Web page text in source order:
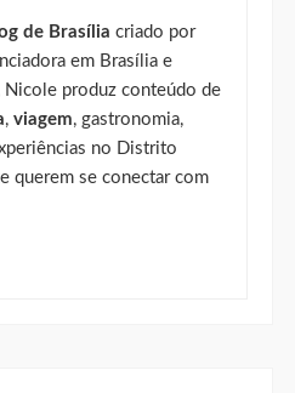
de Brasília criado por
em Brasília e
produz conteúdo de
, viagem, gastronomia,
no Distrito
querem se conectar com